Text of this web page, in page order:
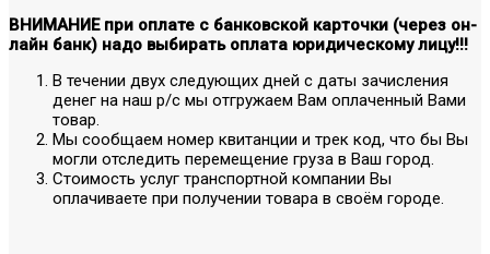
ВНИМАНИЕ при оплате с банковской карточки (через он-
лайн банк) надо выбирать оплата юридическому лицу!!!
В течении двух следующих дней с даты зачисления
денег на наш р/с мы отгружаем Вам оплаченный Вами
товар.
Мы сообщаем номер квитанции и трек код, что бы Вы
могли отследить перемещение груза в Ваш город.
Стоимость услуг транспортной компании Вы
оплачиваете при получении товара в своём городе.